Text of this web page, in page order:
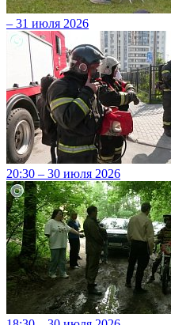
– 31 июля 2026
20:30 – 30 июля 2026